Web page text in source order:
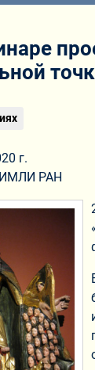
г.
ИМЛИ РАН